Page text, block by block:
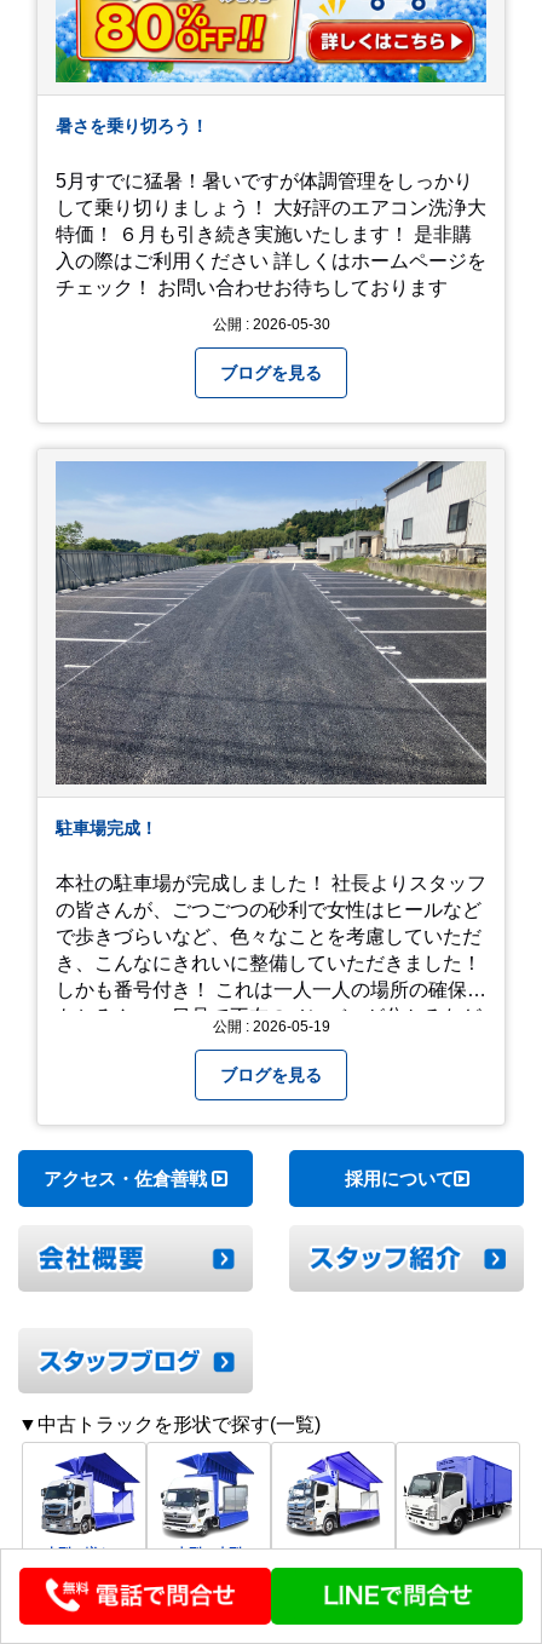
暑さを乗り切ろう！
5月すでに猛暑！暑いですが体調管理をしっかり
して乗り切りましょう！ 大好評のエアコン洗浄大
特価！ ６月も引き続き実施いたします！ 是非購
入の際はご利用ください 詳しくはホームページを
チェック！ お問い合わせお待ちしております
公開 : 2026-05-30
ブログを見る
駐車場完成！
本社の駐車場が完成しました！ 社長よりスタッフ
の皆さんが、ごつごつの砂利で女性はヒールなど
で歩きづらいなど、色々なことを考慮していただ
き、こんなにきれいに整備していただきました！
しかも番号付き！ これは一人一人の場所の確保は
もちろん、一目見て不在のメンバーが分かるなど
は毎月「環境整備点検」を実施し、お客様や共に
働くスタッフの為、会社を皆で良くしていく取り
組みを実施しております！ 心一新！これからも努
力を重ねてまいります！
公開 : 2026-05-19
ブログを見る
アクセス・佐倉善戦 採用について
▼中古トラックを形状で探す(一覧)
大型・増トン
ウイング
中型・小型
ウイング